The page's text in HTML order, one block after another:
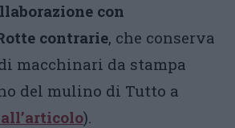
con
contrarie, che conserva
macchinari da stampa
del mulino di Tutto a
).